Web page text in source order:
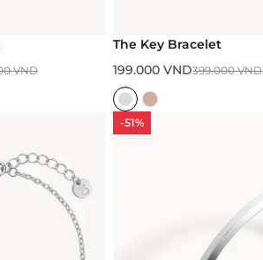
VND
The Key Bracelet
399.000VND
199.000VND
-51%